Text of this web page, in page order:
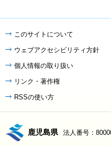
このサイトについて
ウェブアクセシビリティ方針
個人情報の取り扱い
リンク・著作権
RSSの使い方
鹿児島県 法人番号：